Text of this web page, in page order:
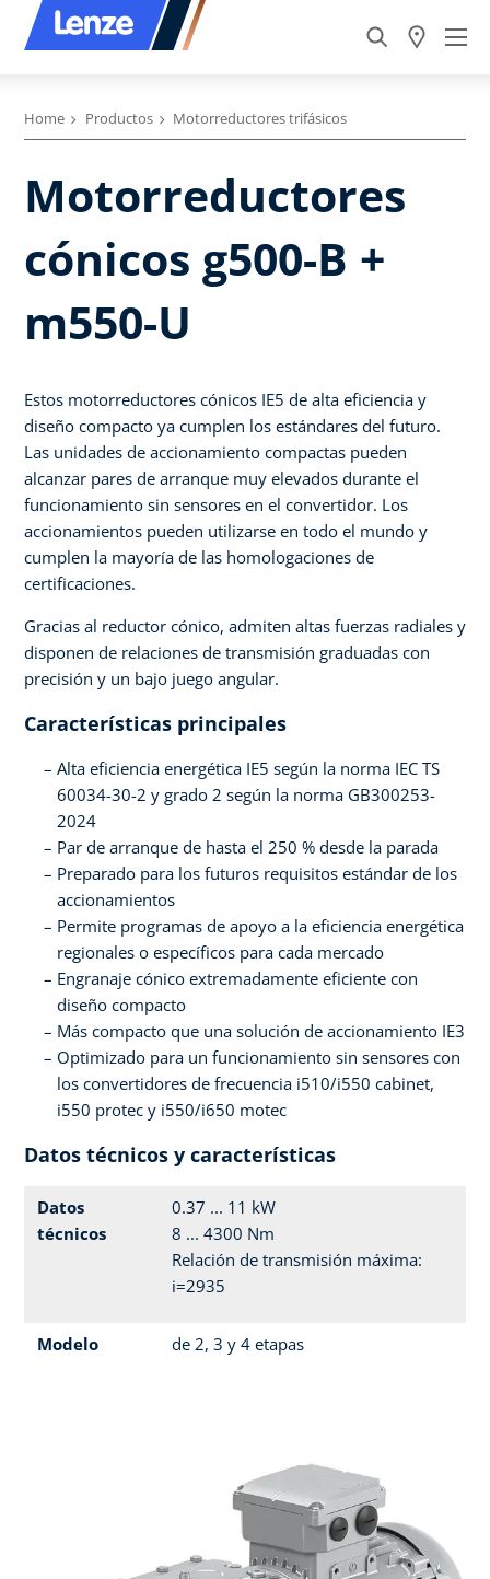
Home Productos Motorreductores trifásicos
Motorreductores
cónicos g500-B +
m550-U
Estos motorreductores cónicos IE5 de alta eficiencia y
diseño compacto ya cumplen los estándares del futuro.
Las unidades de accionamiento compactas pueden
alcanzar pares de arranque muy elevados durante el
funcionamiento sin sensores en el convertidor. Los
accionamientos pueden utilizarse en todo el mundo y
cumplen la mayoría de las homologaciones de
certificaciones.
Gracias al reductor cónico, admiten altas fuerzas radiales y
disponen de relaciones de transmisión graduadas con
precisión y un bajo juego angular.
Características principales
Alta eficiencia energética IE5 según la norma IEC TS
60034-30-2 y grado 2 según la norma GB300253-
2024
Par de arranque de hasta el 250 % desde la parada
Preparado para los futuros requisitos estándar de los
accionamientos
Permite programas de apoyo a la eficiencia energética
regionales o específicos para cada mercado
Engranaje cónico extremadamente eficiente con
diseño compacto
Más compacto que una solución de accionamiento IE3
Optimizado para un funcionamiento sin sensores con
los convertidores de frecuencia i510/i550 cabinet,
i550 protec y i550/i650 motec
Datos técnicos y características
Datos
técnicos
0.37 ... 11 kW
8 ... 4300 Nm
Relación de transmisión máxima:
i=2935
Modelo de 2, 3 y 4 etapas